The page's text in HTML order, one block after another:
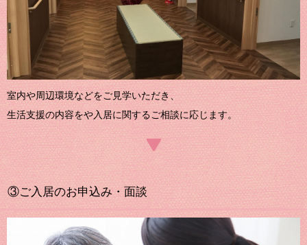
室内や周辺環境などをご見学いただき、
生活支援の内容をや入居に関するご相談に応じます。
③ご入居のお申込み・面談